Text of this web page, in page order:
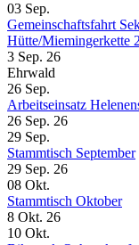
03 Sep.
Gemeinschaftsfahrt
Hütte/Miemingerkette
3 Sep. 26
Ehrwald
26 Sep.
Arbeitseinsatz
26 Sep. 26
29 Sep.
Stammtisch September
29 Sep. 26
08 Okt.
Stammtisch Oktober
8 Okt. 26
10 Okt.